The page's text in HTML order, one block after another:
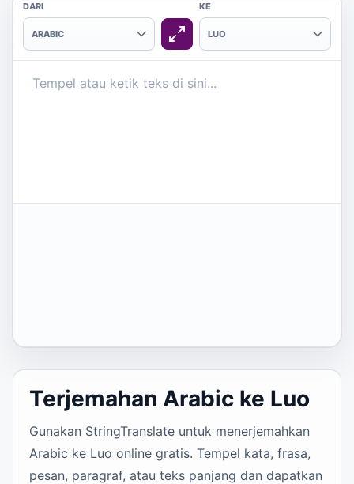
DARI
ARABIC
KE
LUO
Terjemahan Arabic ke Luo
Gunakan StringTranslate untuk menerjemahkan
Arabic ke Luo online gratis. Tempel kata, frasa,
pesan, paragraf, atau teks panjang dan dapatkan